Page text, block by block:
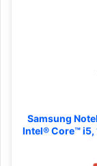
Samsung
Intel® Core™ i5,